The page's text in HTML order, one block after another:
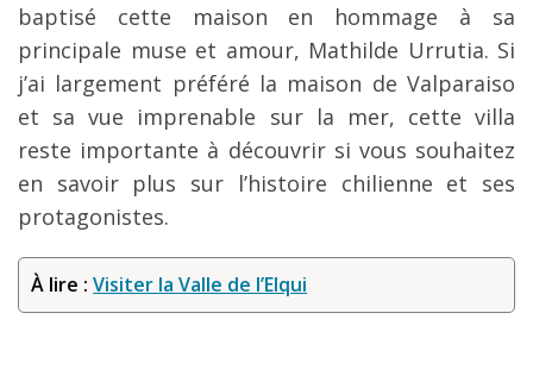
baptisé cette maison en hommage à sa
principale muse et amour, Mathilde Urrutia. Si
j’ai largement préféré la maison de Valparaiso
et sa vue imprenable sur la mer, cette villa
reste importante à découvrir si vous souhaitez
en savoir plus sur l’histoire chilienne et ses
protagonistes.
À lire :Visiter la Valle de l’Elqui